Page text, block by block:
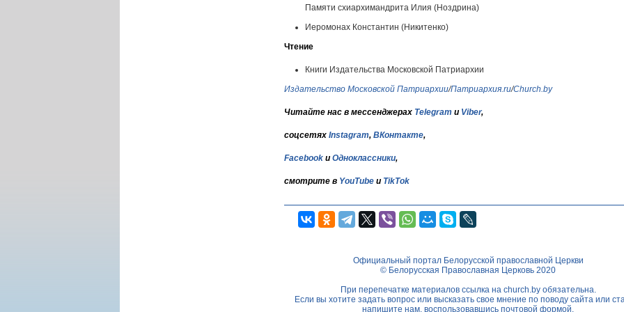
Памяти схиархимандрита Илия (Ноздрина)
Иеромонах Константин (Никитенко)
Чтение
Книги Издательства Московской Патриархии
Издательство Московской Патриархии/Патриархия.ru/Church.by
Читайте нас в мессенджерах Telegram и Viber,
соцсетях Instagram, ВКонтакте,
Facebook и Одноклассники,
смотрите в YouTube и TikTok
Официальный портал Белорусской православной Церкви
© Белорусская Православная Церковь 2020
При перепечатке материалов ссылка на church.byобязательна.
Если вы хотите задать вопрос или высказать свое мнение по поводу сайта или
напишите нам, воспользовавшись почтовой формой.